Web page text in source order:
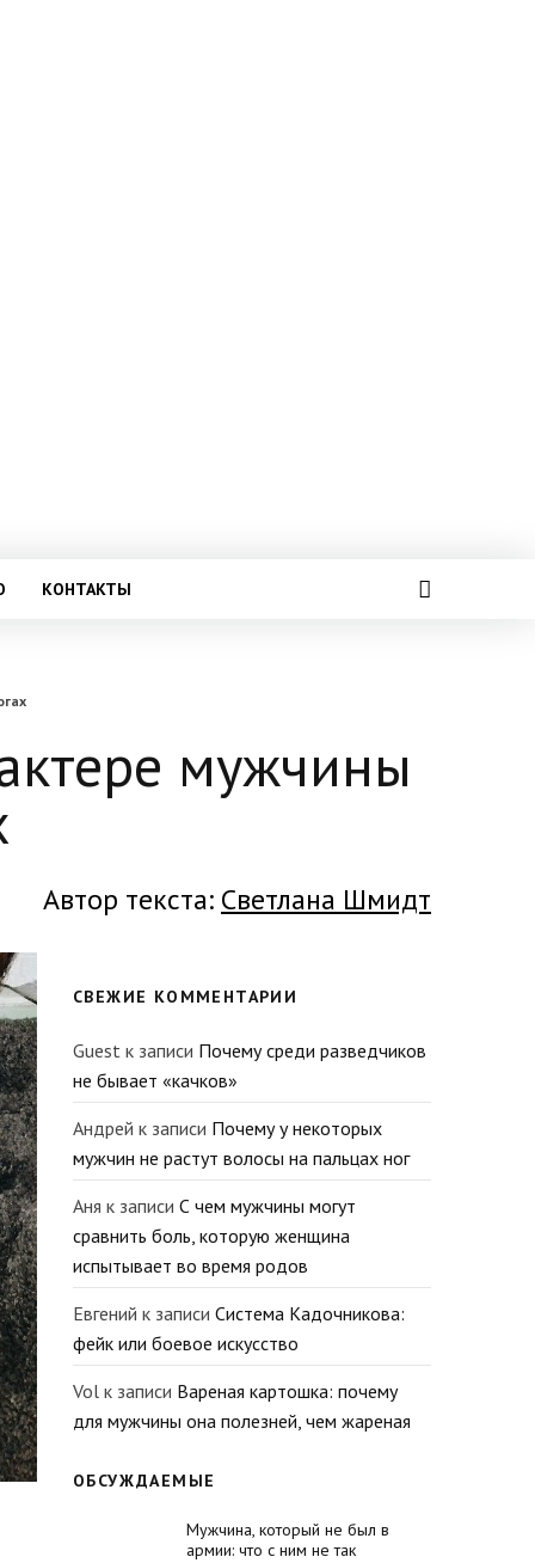
КОНТАКТЫ
мужчины
Автор текста: Светлана Шмидт
СВЕЖИЕ КОММЕНТАРИИ
Guest к записи Почему среди разведчиков
не бывает «качков»
Андрей к записи Почему у некоторых
мужчин не растут волосы на пальцах ног
Аня к записи С чем мужчины могут
сравнить боль, которую женщина
испытывает во время родов
Евгений к записи Система Кадочникова:
фейк или боевое искусство
Vol к записи Вареная картошка: почему
для мужчины она полезней, чем жареная
ОБСУЖДАЕМЫЕ
Мужчина, который не был в
армии: что с ним не так